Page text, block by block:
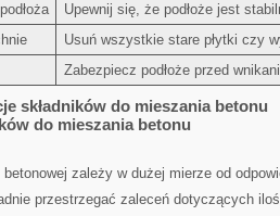
Upewnij się, że podłoże jest
Usuń wszystkie stare płytki czy‌
Zabezpiecz podłoże ​przed
składników do mieszania ⁣betonu
do mieszania betonu
⁣zależy w dużej mierze​ od
przestrzegać zaleceń dotyczących